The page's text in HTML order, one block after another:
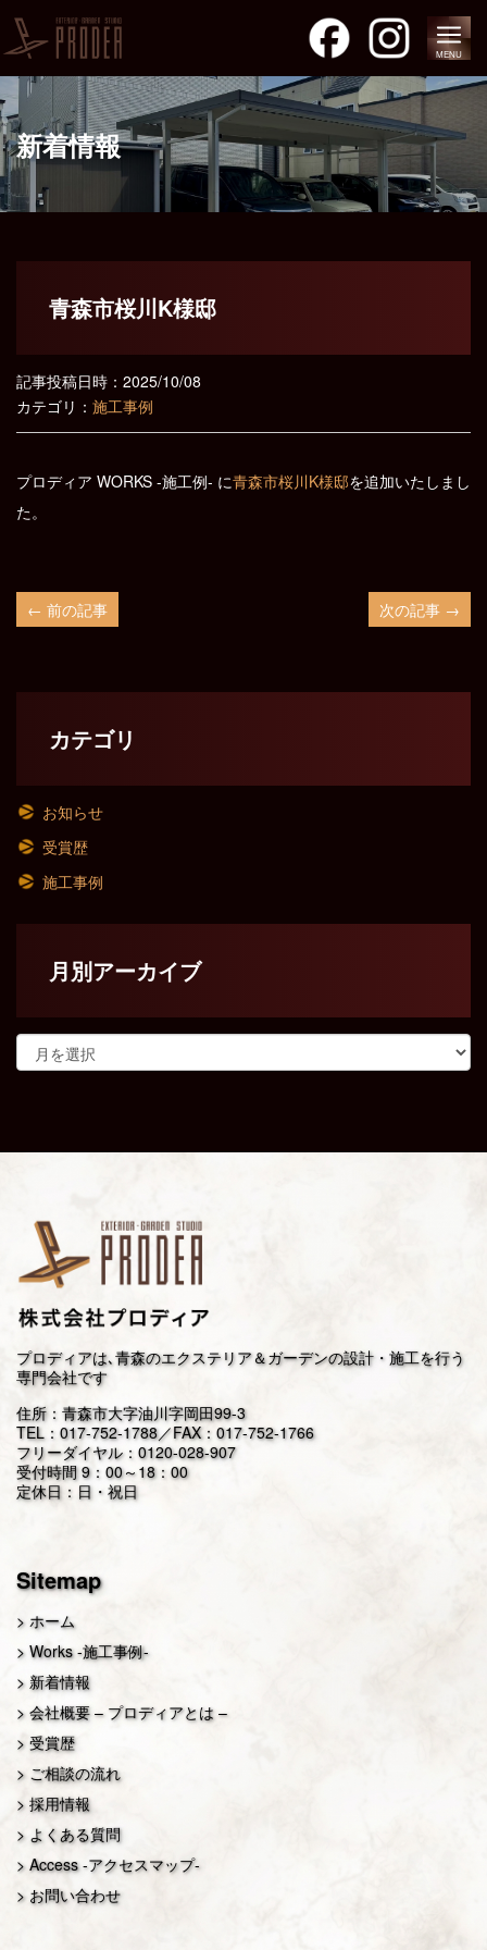
新着情報
MENU
青森市桜川K様邸
記事投稿日時：2025/10/08
カテゴリ： 施工事例
プロディア WORKS -施工例- に青森市桜川K様邸を追加いたしまし
た。
← 前の記事 次の記事 →
カテゴリ
お知らせ
受賞歴
施工事例
月別アーカイブ
プロディアは､青森のエクステリア＆ガーデンの設計・施工を行う
専門会社です
住所：青森市大字油川字岡田99-3
TEL： 017-752-1788／FAX：017-752-1766
フリーダイヤル： 0120-028-907
受付時間 9：00～18：00
定休日：日・祝日
Sitemap
ホーム
Works -施工事例-
新着情報
会社概要 – プロディアとは –
受賞歴
ご相談の流れ
採用情報
よくある質問
Access -アクセスマップ-
お問い合わせ